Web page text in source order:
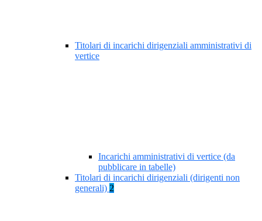
Titolari di incarichi dirigenziali amministrativi di
vertice
Incarichi amministrativi di vertice (da
pubblicare in tabelle)
Titolari di incarichi dirigenziali (dirigenti non
generali) 2